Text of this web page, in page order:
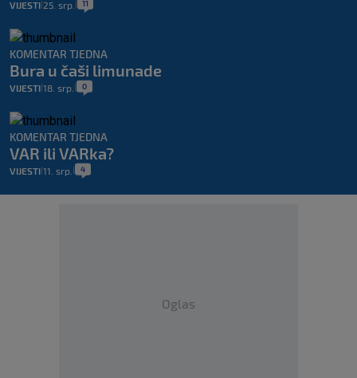
VIJESTI 25. srp. 11
KOMENTAR TJEDNA
Bura u čaši limunade
VIJESTI 18. srp. 0
KOMENTAR TJEDNA
VAR ili VARka?
VIJESTI 11. srp. 4
Oglas